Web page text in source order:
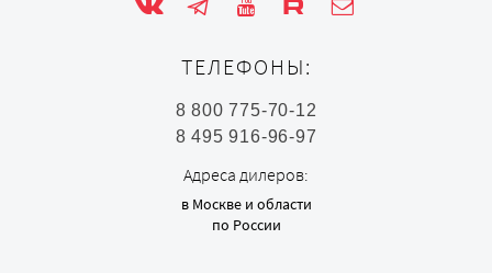
ТЕЛЕФОНЫ:
8 800 775-70-12
8 495 916-96-97
Адреса дилеров:
в Москве и области
по России